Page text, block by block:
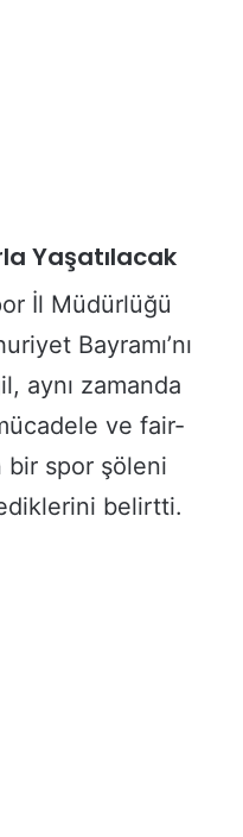
Yaşatılacak
İl Müdürlüğü
Bayramı’nı
aynı zamanda
ve fair-
spor şöleni
belirtti.